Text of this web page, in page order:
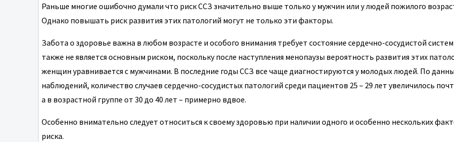
Раньше многие ошибочно думали что риск ССЗ значительно выше только у мужчин или у людей пожилого
Однако повышать риск развития этих патологий могут не только эти факторы.
Забота о здоровье важна в любом возрасте и особого внимания требует состояние сердечно-сосудистой
также не является основным риском, поскольку после наступления менопаузы вероятность развития этих
женщин уравнивается с мужчинами. В последние годы ССЗ все чаще диагностируются у молодых людей. По
наблюдений, количество случаев сердечно-сосудистых патологий среди пациентов 25 – 29 лет увеличилось
а в возрастной группе от 30 до 40 лет – примерно вдвое.
Особенно внимательно следует относиться к своему здоровью при наличии одного и особенно нескольких
риска.